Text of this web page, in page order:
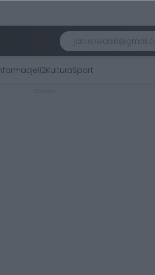
112KulturaSport